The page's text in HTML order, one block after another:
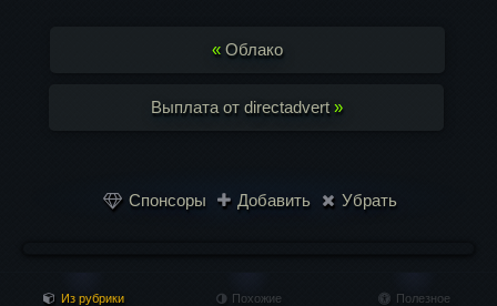
«Облако
Выплата от directadvert »
Спонсоры Добавить Убрать
Из рубрики Похожие Полезное